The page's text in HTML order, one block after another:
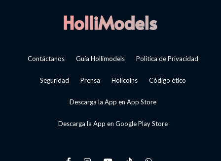
Contáctanos Guía Hollimodels Política de Privacidad
Seguridad Prensa Holicoins Código ético
Descarga la App en App Store
Descarga la App en Google Play Store